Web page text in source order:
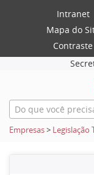
Intranet
Mapa do
Contraste
Empresas> Legislação